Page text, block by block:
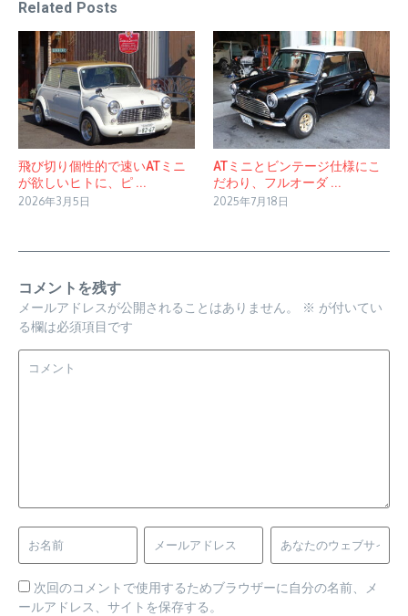
Related Posts
飛び切り個性的で速いATミニ
が欲しいヒトに、ピ ...
2026年3月5日
ATミニとビンテージ仕様にこ
だわり、フルオーダ ...
2025年7月18日
コメントを残す
メールアドレスが公開されることはありません。 ※ が付いてい
る欄は必須項目です
次回のコメントで使用するためブラウザーに自分の名前、メ
ールアドレス、サイトを保存する。